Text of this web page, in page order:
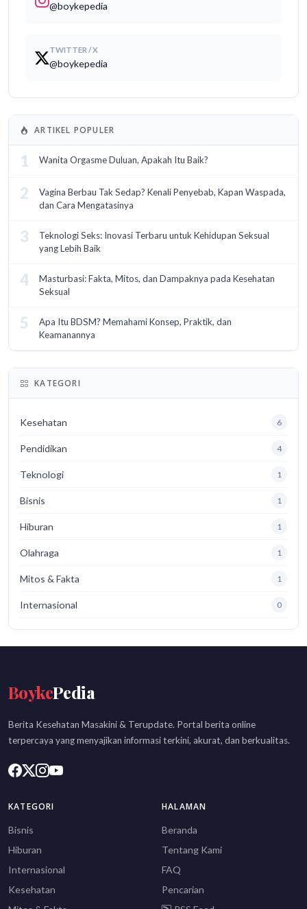
@boykepedia
TWITTER / X
@boykepedia
ARTIKEL POPULER
1 Wanita Orgasme Duluan, Apakah Itu Baik?
2
Vagina Berbau Tak Sedap? Kenali Penyebab, Kapan Waspada,
dan Cara Mengatasinya
3
Teknologi Seks: Inovasi Terbaru untuk Kehidupan Seksual
yang Lebih Baik
4
Masturbasi: Fakta, Mitos, dan Dampaknya pada Kesehatan
Seksual
5
Apa Itu BDSM? Memahami Konsep, Praktik, dan
Keamanannya
KATEGORI
Kesehatan 6
Pendidikan 4
Teknologi 1
Bisnis 1
Hiburan 1
Olahraga 1
Mitos & Fakta 1
Internasional 0
BoykePedia
Berita Kesehatan Masakini & Terupdate. Portal berita online
terpercaya yang menyajikan informasi terkini, akurat, dan berkualitas.
KATEGORI
Bisnis
Hiburan
Internasional
Kesehatan
HALAMAN
Beranda
Tentang Kami
FAQ
Pencarian